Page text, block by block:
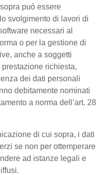
può essere
svolgimento di lavori di
necessari al
o per la gestione di
anche a soggetti
richiesta,
dei dati personali
debitamente nominati
a norma dell’art. 28
di cui sopra, i dati
se non per ottemperare
ad istanze legali e